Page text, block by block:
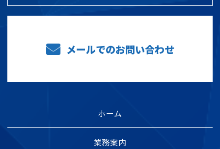
メールでのお問い合わせ
ホーム
業務案内